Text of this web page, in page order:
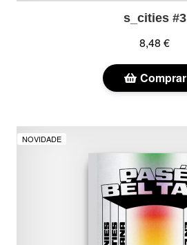
s_cities #3
8,48 €
Comprar
NOVIDADE